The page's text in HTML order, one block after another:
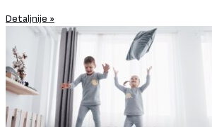
Detaljnije »